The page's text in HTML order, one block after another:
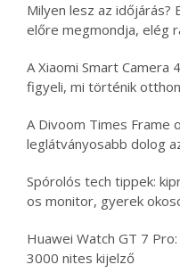
Milyen lesz az időjárás?
előre megmondja, elég
A Xiaomi Smart Camera
figyeli, mi történik otthon
A Divoom Times Frame
leglátványosabb dolog
Spórolós tech tippek:
os monitor, gyerek
Huawei Watch GT 7
3000 nites kijelző